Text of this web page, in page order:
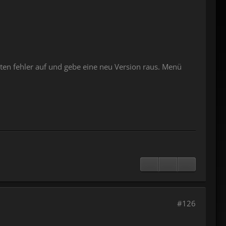
fehler auf und gebe eine neu Version raus. Menü
#126